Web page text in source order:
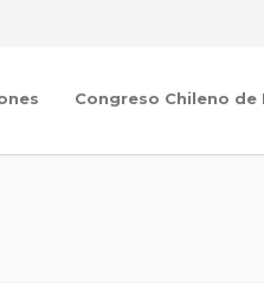
Congreso Chileno